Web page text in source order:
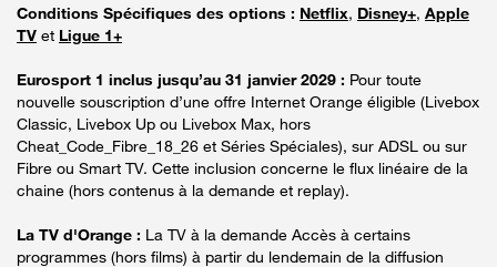
Conditions Spécifiques des options : Netflix, Disney+, Apple
TV et Ligue 1+
Eurosport 1 inclus jusqu’au 31 janvier 2029 : Pour toute
nouvelle souscription d’une offre Internet Orange éligible (Livebox
Classic, Livebox Up ou Livebox Max, hors
Cheat_Code_Fibre_18_26 et Séries Spéciales), sur ADSL ou sur
Fibre ou Smart TV. Cette inclusion concerne le flux linéaire de la
chaine (hors contenus à la demande et replay).
La TV d'Orange : La TV à la demande Accès à certains
programmes (hors films) à partir du lendemain de la diffusion